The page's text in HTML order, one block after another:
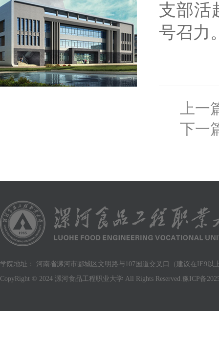
支部活
号召力
上一
下一
学院地址： 河南省漯河市郾城区文明路与107国道交叉口（建议在IE9以
CopyRight © 2024 漯河食品工程职业大学 All Rights Reserved. 豫ICP备